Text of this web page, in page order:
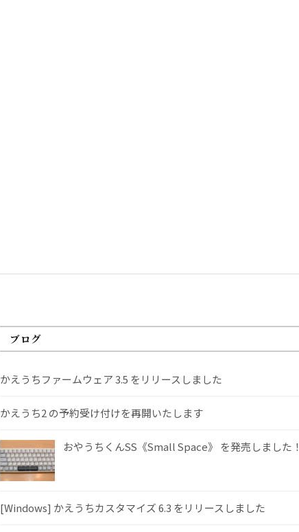
ブログ
かえうちファームウェア 3.5 をリリースしました
かえうち2 の予約受け付けを再開いたします
おやうちくんSS《Small Space》 を発売しました！
[Windows] かえうちカスタマイズ 6.3 をリリースしました